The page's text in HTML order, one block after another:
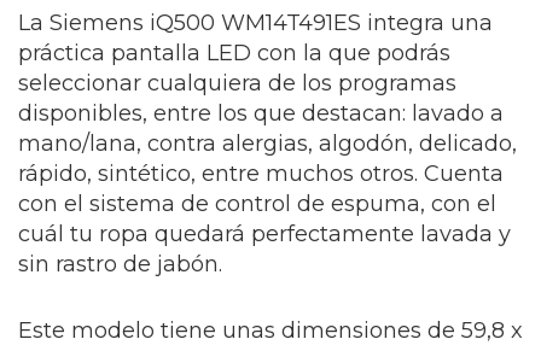
La Siemens iQ500 WM14T491ES integra una
práctica pantalla LED con la que podrás
seleccionar cualquiera de los programas
disponibles, entre los que destacan: lavado a
mano/lana, contra alergias, algodón, delicado,
rápido, sintético, entre muchos otros. Cuenta
con el sistema de control de espuma, con el
cuál tu ropa quedará perfectamente lavada y
sin rastro de jabón.
Este modelo tiene unas dimensiones de 59,8 x